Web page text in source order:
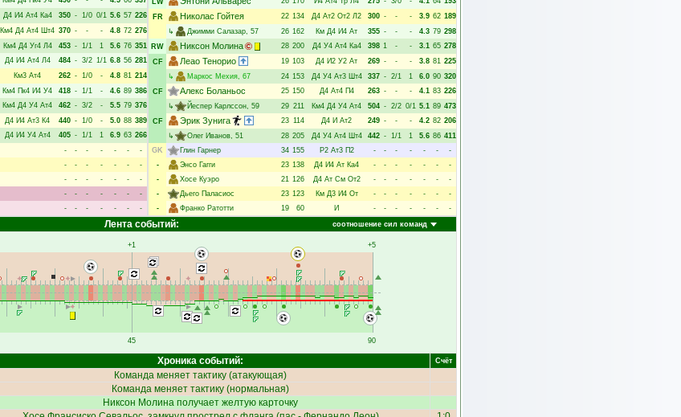
Д4 И4 Ат4 Ка4 350 - 1/0 0/1 5.6 57 226
Км4 Д4 Ат4 Шт4 370 - - - 4.8 72 276
Км4 Д4 Уг4 Л4 453 - 1/1 1 5.6 76 351
Д4 И4 Ат4 Л4 484 - 3/2 1/1 6.8 56 281
Км3 Ат4 262 - 1/0 - 4.8 81 214
Км4 Пк4 И4 У4 418 - 1/1 - 4.6 89 386
Км4 Д4 У4 Ат4 462 - 3/2 - 5.5 79 376
Д4 И4 Ат3 К4 440 - 1/0 - 5.0 88 389
Д4 И4 У4 Ат4 405 - 1/1 1 6.9 63 266
- - - - - -
-
- - - - - -
-
- - - - - -
-
- - - - - -
-
- - - - - - -
LW
FR
Николас Гойтея 22 134 Д4 Ат2 От2 Л2 300 - - - 3.9 62 189
↳
Джимми Салазар, 57 26 162 Км Д4 И4 Ат 355 - - - 4.3 79 298
RW
Никсон Молина 28 200 Д4 У4 Ат4 Ка4 398 1 - - 3.1 65 278
CF
Леао Тенорио 19 103 Д4 И2 У2 Ат 269 - - - 3.8 81 225
↳
Маркос Мехия, 67 24 153 Д4 У4 Ат3 Шт4 337 - 2/1 1 6.0 90 320
CF
Алекс Боланьос 25 150 Д4 Ат4 П4 263 - - - 4.1 83 226
↳
Йеспер Карлссон, 59 29 211 Км4 Д4 У4 Ат4 504 - 2/2 0/1 5.1 89 473
CF
Эрик Зунига 23 114 Д4 И Ат2 249 - - - 4.2 82 206
↳
Олег Иванов, 51 28 205 Д4 У4 Ат4 Шт4 442 - 1/1 1 5.6 86 411
GK
Глин Гарнер 34 155 Р2 Ат3 П2 - - - - - -
-
-
Энсо Гагги 23 138 Д4 И4 Ат Ка4 - - - - - -
-
-
Хосе Куэро 21 126 Д4 Ат См От2 - - - - - -
-
-
Дьего Паласиос 23 123 Км Д3 И4 От - - - - - -
-
-
Франко Ратотти 19 60 И - - - - - -
-
соотношение сил команд
Лента событий:
+1
45
+5
90
Хроника событий: Счёт
Команда меняет тактику (атакующая)
Команда меняет тактику (нормальная)
Никсон Молина получает желтую карточку